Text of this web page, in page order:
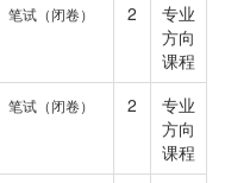
笔试（闭卷） 2
专业
方向
课程
笔试（闭卷） 2
专业
方向
课程